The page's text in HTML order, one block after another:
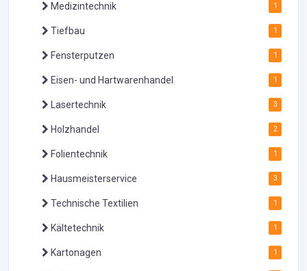
Medizintechnik 1
Tiefbau 1
Fensterputzen 1
Eisen- und Hartwarenhandel 1
Lasertechnik 3
Holzhandel 2
Folientechnik 1
Hausmeisterservice 3
Technische Textilien 1
Kältetechnik 1
Kartonagen 1